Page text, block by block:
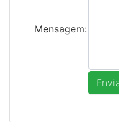
Mensagem: